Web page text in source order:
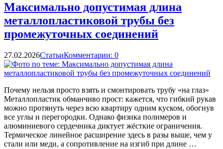
Максимально допустимая длина
металлопластиковой трубы без
промежуточных соединений
27.02.2026СтатьиКомментарии: 0
Почему нельзя просто взять и смонтировать трубу «на глаз»
Металлопластик обманчиво прост: кажется, что гибкий рукав
можно протянуть через всю квартиру одним куском, обогнув
все углы и перегородки. Однако физика полимеров и
алюминиевого сердечника диктует жёсткие ограничения.
Термическое линейное расширение здесь в разы выше, чем у
стали или меди, а сопротивление на изгиб при длине …